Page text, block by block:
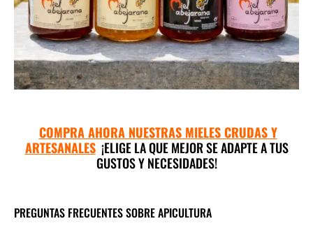
COMPRA AHORA NUESTRAS MIELES CRUDAS Y
ARTESANALES¡ELIGE LA QUE MEJOR SE ADAPTE A TUS
GUSTOS Y NECESIDADES!
PREGUNTAS FRECUENTES SOBRE APICULTURA